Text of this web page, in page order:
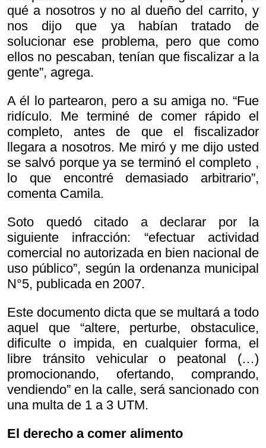
qué a nosotros y no al dueño del carrito, y
nos dijo que ya habían tratado de
solucionar ese problema, pero que como
ellos no pescaban, tenían que fiscalizar a la
gente”, agrega.
A él lo partearon, pero a su amiga no. “Fue
ridículo. Me terminé de comer rápido el
completo, antes de que el fiscalizador
llegara a nosotros. Me miró y me dijo usted
se salvó porque ya se terminó el completo ,
lo que encontré demasiado arbitrario”,
comenta Camila.
Soto quedó citado a declarar por la
siguiente infracción: “efectuar actividad
comercial no autorizada en bien nacional de
uso público”, según la ordenanza municipal
N°5, publicada en 2007.
Este documento dicta que se multará a todo
aquel que “altere, perturbe, obstaculice,
dificulte o impida, en cualquier forma, el
libre tránsito vehicular o peatonal (…)
promocionando, ofertando, comprando,
vendiendo” en la calle, será sancionado con
una multa de 1 a 3 UTM.
El derecho a comer alimento